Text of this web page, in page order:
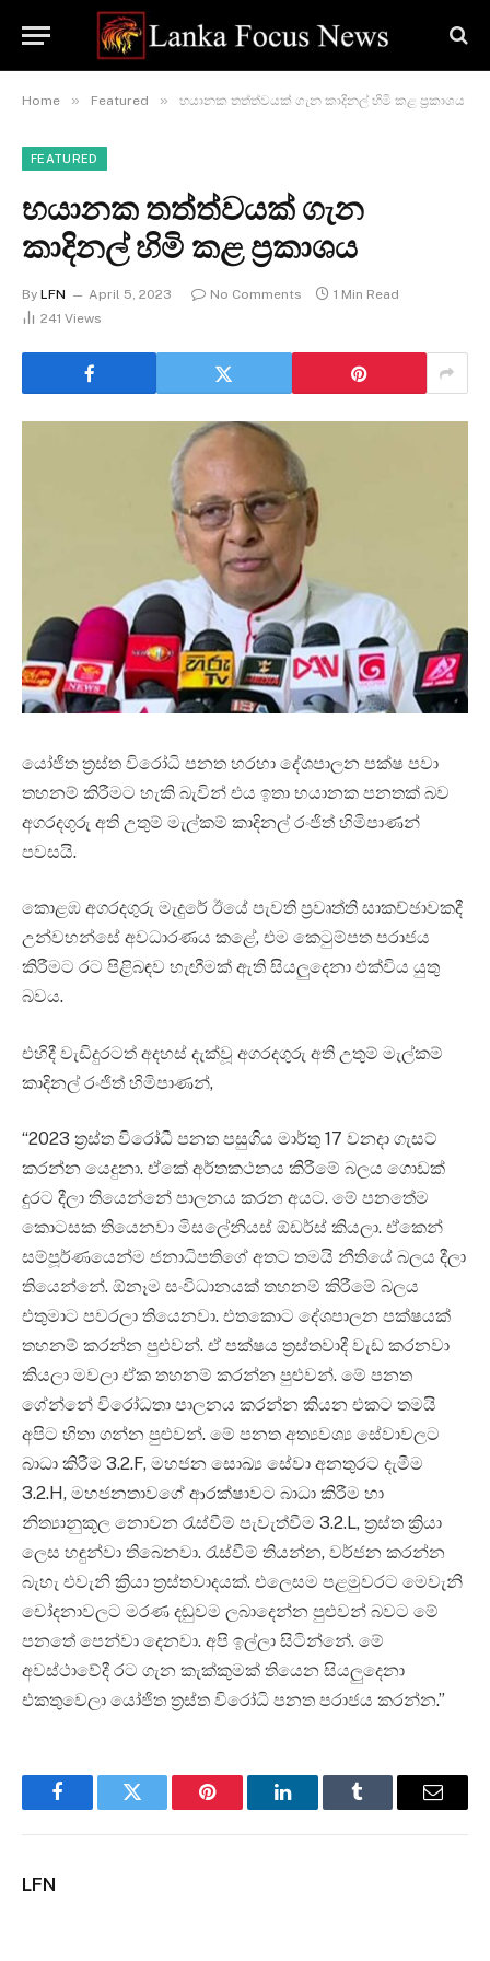
Home » Featured » භයානක තත්ත්වයක් ගැන කාදිනල් හිමි කළ ප්‍රකාශය
FEATURED
භයානක තත්ත්වයක් ගැන
කාදිනල් හිමි කළ ප්‍රකාශය
By LFN April 5, 2023 No Comments
1 Min Read
241 Views
යෝජිත ත්‍රස්ත විරෝධි පනත හරහා දේශපාලන පක්ෂ පවා
තහනම් කිරීමට හැකි බැවින් එය ඉතා භයානක පනතක් බව
අගරදගුරු අති උතුම් මැල්කම් කාදිනල් රංජිත් හිමිපාණන්
පවසයි.
කොළඹ අගරදගුරු මැදුරේ ඊයේ පැවති ප්‍රවෘත්ති සාකච්ඡාවකදී
උන්වහන්සේ අවධාරණය කළේ, එම කෙටුම්පත පරාජය
කිරීමට රට පිළිබඳව හැඟීමක් ඇති සියලුදෙනා එක්විය යුතු
බවය.
එහිදී වැඩිදුරටත් අදහස් දැක්වූ අගරදගුරු අති උතුම් මැල්කම්
කාදිනල් රංජිත් හිමිපාණන්,
“2023 ත්‍රස්ත විරෝධී පනත පසුගිය මාර්තු 17 වනදා ගැසට්
කරන්න යෙදුනා. ඒකේ අර්තකථනය කිරීමේ බලය ගොඩක්
දුරට දීලා තියෙන්නේ පාලනය කරන අයට. මේ පනතේම
කොටසක තියෙනවා මිසලේනියස් ඕඩර්ස් කියලා. ඒකෙන්
සම්පූර්ණයෙන්ම ජනාධිපතිගේ අතට තමයි නීතියේ බලය දීලා
තියෙන්නේ. ඕනෑම සංවිධානයක් තහනම් කිරීමේ බලය
එතුමාට පවරලා තියෙනවා. එතකොට දේශපාලන පක්ෂයක්
තහනම් කරන්න පුළුවන්. ඒ පක්ෂය ත්‍රස්තවාදී වැඩ කරනවා
කියලා මවලා ඒක තහනම් කරන්න පුළුවන්. මේ පනත
ගේන්නේ විරෝධතා පාලනය කරන්න කියන එකට තමයි
අපිට හිතා ගන්න පුළුවන්. මේ පනත අත්‍යවශ්‍ය සේවාවලට
බාධා කිරීම 3.2.F, මහජන සොඛ්‍ය සේවා අනතුරට දැමීම
3.2.H, මහජනතාවගේ ආරක්ෂාවට බාධා කිරීම හා
නිත්‍යානුකූල නොවන රැස්වීම් පැවැත්වීම 3.2.L, ත්‍රස්ත ක්‍රියා
ලෙස හඳුන්වා තිබෙනවා. රැස්වීම් තියන්න, වර්ජන කරන්න
බැහැ එවැනි ක්‍රියා ත්‍රස්තවාදයක්. එලෙසම පළමුවරට මෙවැනි
චෝදනාවලට මරණ දඬුවම ලබාදෙන්න පුළුවන් බවට මේ
පනතේ පෙන්වා දෙනවා. අපි ඉල්ලා සිටින්නේ. මේ
අවස්ථාවේදී රට ගැන කැක්කුමක් තියෙන සියලුදෙනා
එකතුවෙලා යෝජිත ත්‍රස්ත විරෝධි පනත පරාජය කරන්න.”
FacebookTwitter Pinterest LinkedInTumblr Email
LFN